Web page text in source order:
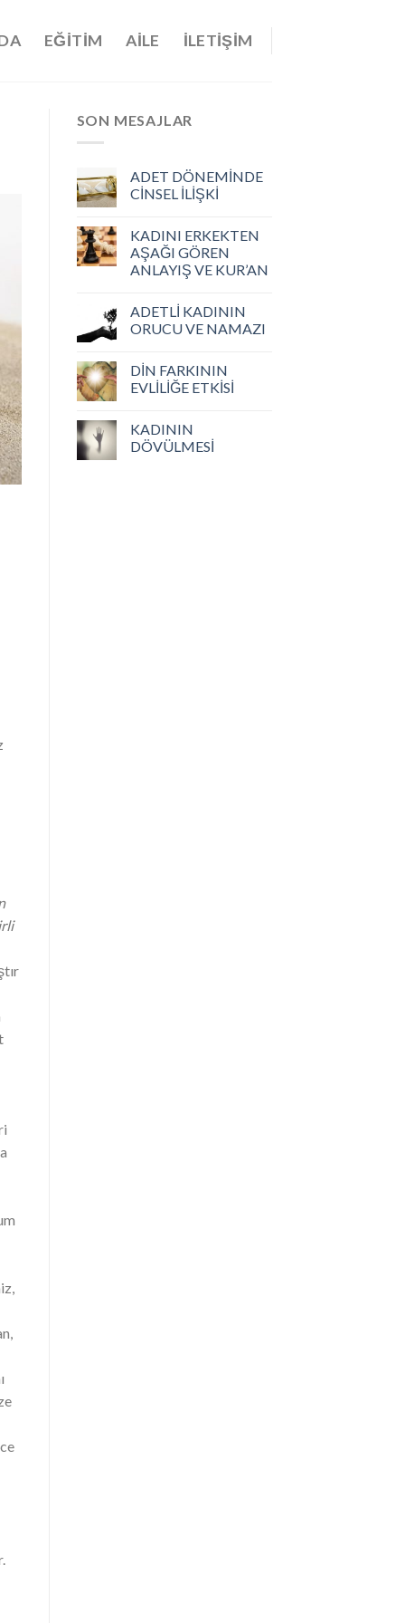
EĞITIM AILE İLETIŞIM
SON MESAJLAR
ADET DÖNEMİNDE
CİNSEL İLİŞKİ
KADINI ERKEKTEN
AŞAĞI GÖREN
ANLAYIŞ VE KUR’AN
ADETLİ KADININ
ORUCU VE NAMAZI
DİN FARKININ
EVLİLİĞE ETKİSİ
KADININ
DÖVÜLMESİ